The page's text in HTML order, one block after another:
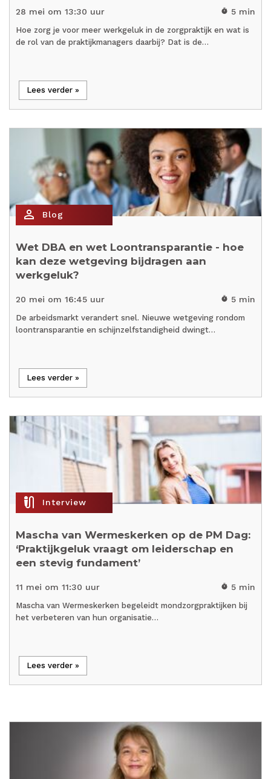
28 mei om 13:30 uur timer 5 min
Hoe zorg je voor meer werkgeluk in de zorgpraktijk en wat is
de rol van de praktijkmanagers daarbij? Dat is de…
Lees verder »
person_outline Blog
Wet DBA en wet Loontransparantie - hoe
kan deze wetgeving bijdragen aan
werkgeluk?
20 mei om 16:45 uur timer 5 min
De arbeidsmarkt verandert snel. Nieuwe wetgeving rondom
loontransparantie en schijnzelfstandigheid dwingt…
Lees verder »
mic_external_on Interview
Mascha van Wermeskerken op de PM Dag:
‘Praktijkgeluk vraagt om leiderschap en
een stevig fundament’
11 mei om 11:30 uur timer 5 min
Mascha van Wermeskerken begeleidt mondzorgpraktijken bij
het verbeteren van hun organisatie…
Lees verder »